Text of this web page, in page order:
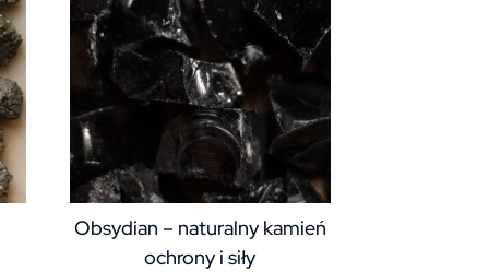
Obsydian – naturalny kamień
ochrony i siły